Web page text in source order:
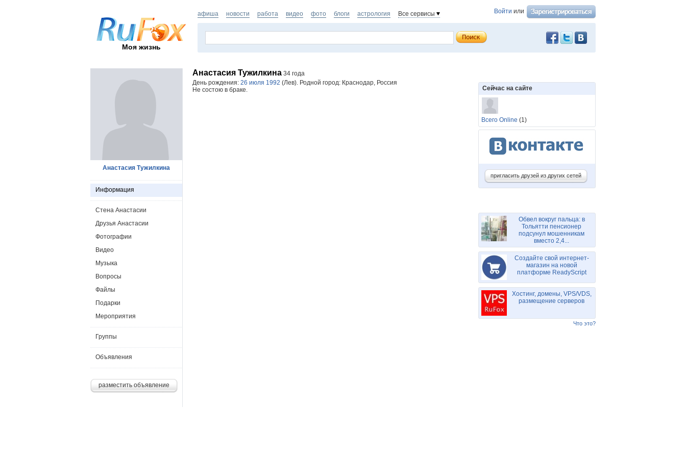
Моя жизнь
Войти или
афиша новости работа видео фото блоги астрология Все сервисы
Анастасия Тужилкина 34 года
День рождения: 26 июля 1992 (Лев). Родной город: Краснодар, Россия
Не состою в браке.
Анастасия Тужилкина
Информация
Стена Анастасии
Друзья Анастасии
Фотографии
Видео
Музыка
Вопросы
Файлы
Подарки
Мероприятия
Группы
Объявления
разместить объявление
Сейчас на сайте
Всего Online (1)
пригласить друзей из других сетей
Обвел вокруг пальца: в
Тольятти пенсионер
подсунул мошенникам
вместо 2,4...
Создайте свой интернет-
магазин на новой
платформе ReadyScript
Хостинг, домены, VPS/VDS,
размещение серверов
Что это?